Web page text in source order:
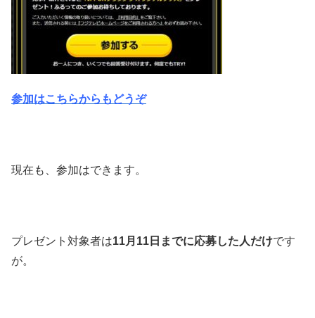
参加はこちらからもどうぞ
現在も、参加はできます。
プレゼント対象者は11月11日までに応募した人だけです
が。